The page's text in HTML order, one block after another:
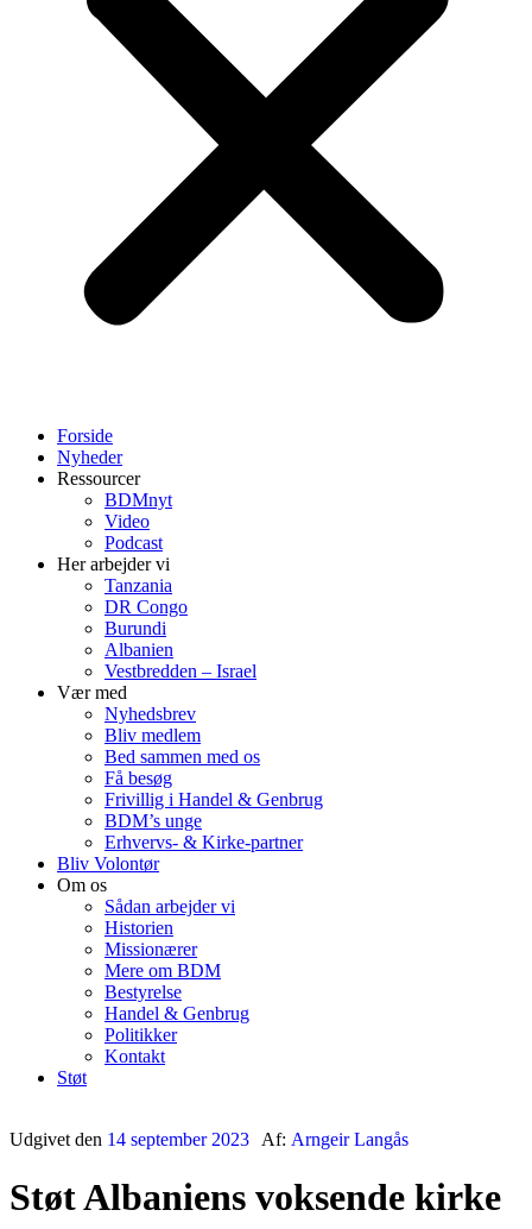
Forside
Nyheder
Ressourcer
BDMnyt
Video
Podcast
Her arbejder vi
Tanzania
DR Congo
Burundi
Albanien
Vestbredden – Israel
Vær med
Nyhedsbrev
Bliv medlem
Bed sammen med os
Få besøg
Frivillig i Handel & Genbrug
BDM’s unge
Erhvervs- & Kirke-partner
Bliv Volontør
Om os
Sådan arbejder vi
Historien
Missionærer
Mere om BDM
Bestyrelse
Handel & Genbrug
Politikker
Kontakt
Støt
Udgivet den 14 september 2023 Af: Arngeir Langås
Støt Albaniens voksende kirke